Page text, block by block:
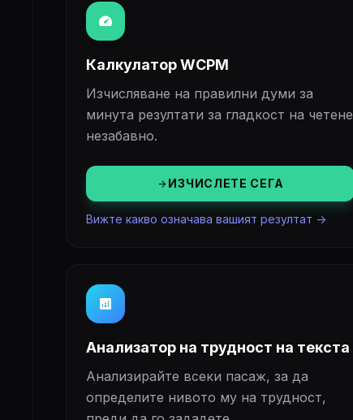
speed
Калкулатор WCPM
Изчисляване на правилни думи за
минута резултати за гладкост на четене
незабавно.
arrow_forwardИЗЧИСЛЕТЕ СЕГА
Вижте какво означава вашият резултат ->
analytics
Анализатор на трудност на текста
Анализирайте всеки пасаж, за да
определите нивото му на трудност,